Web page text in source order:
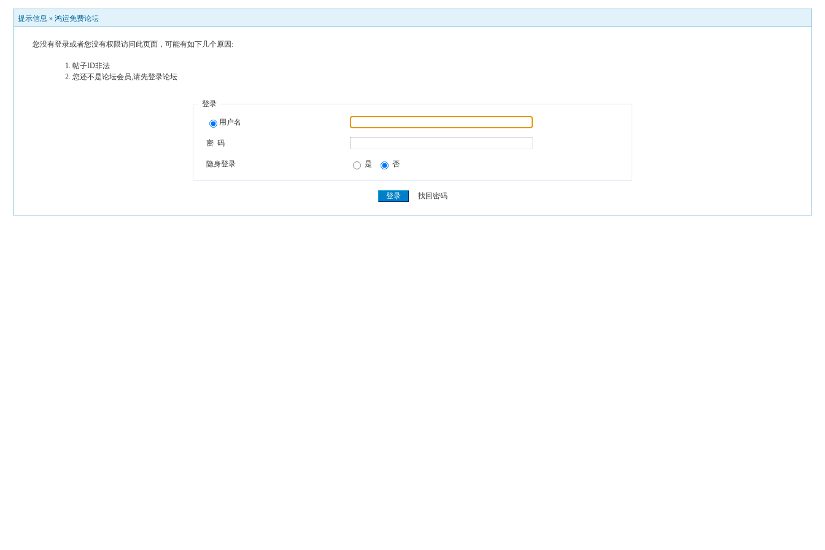
提示信息 » 鸿运免费论坛
您没有登录或者您没有权限访问此页面，可能有如下几个原因:
帖子ID非法
您还不是论坛会员,请先登录论坛
登录
用户名
密 码
隐身登录 是 否
找回密码